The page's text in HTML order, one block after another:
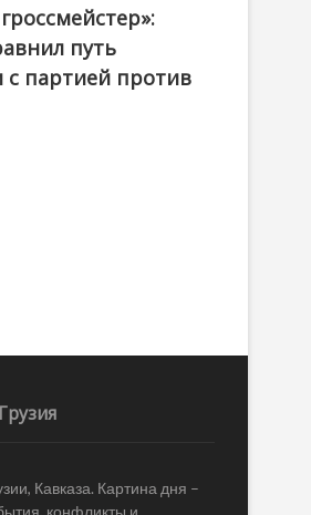
/ Georgian Dream
путь
партией против
Кавказа. Картина дня –
конфликты и